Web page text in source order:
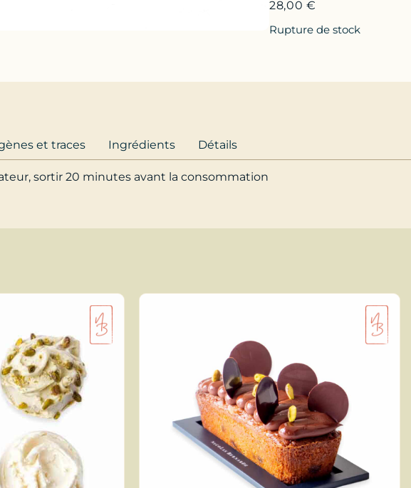
28,00€
Rupture de stock
et traces Ingrédients Détails
sortir 20 minutes avant la consommation